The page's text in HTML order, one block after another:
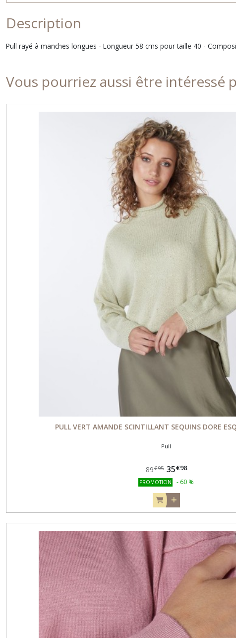
Description
Pull rayé à manches longues - Longueur 58 cms pour taille 40 -
Vous pourriez aussi être intéressé
PULL VERT AMANDE SCINTILLANT SEQUINS DORE
Pull
89€95 35€98
PROMOTION - 60 %